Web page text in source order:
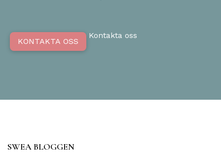
KONTAKTA OSS
Kontakta oss
SWEA BLOGGEN